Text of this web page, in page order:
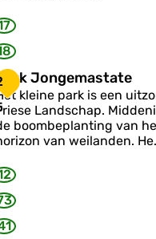
Jongemastate
kleine park is een
Landschap.
boombeplanting van
van weilanden.